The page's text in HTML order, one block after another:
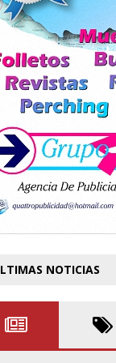
NOTICIAS